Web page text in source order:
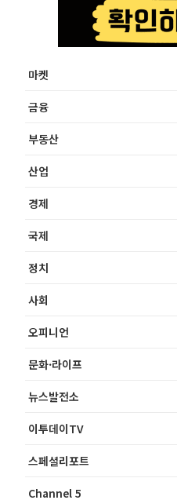
마켓
금융
부동산
산업
경제
국제
정치
사회
오피니언
문화·라이프
뉴스발전소
이투데이TV
스페셜리포트
Channel 5